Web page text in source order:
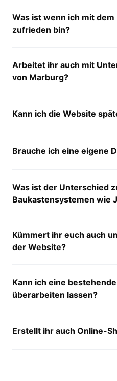
Was ist wenn ich mit
zufrieden bin?
Arbeitet ihr auch mit
von Marburg?
Kann ich die Website
Brauche ich eine eigene
Was ist der Unterschied
Baukastensystemen wie
Kümmert ihr euch auch
der Website?
Kann ich eine
überarbeiten lassen?
Erstellt ihr auch Online-